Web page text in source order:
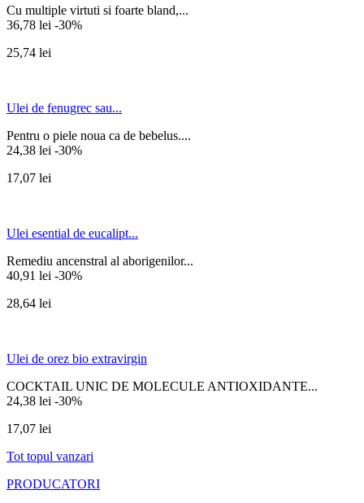
Cu multiple virtuti si foarte bland,...
36,78 lei -30%
25,74 lei
Ulei de fenugrec sau...
Pentru o piele noua ca de bebelus....
24,38 lei -30%
17,07 lei
Ulei esential de eucalipt...
Remediu ancenstral al aborigenilor...
40,91 lei -30%
28,64 lei
Ulei de orez bio extravirgin
COCKTAIL UNIC DE MOLECULE ANTIOXIDANTE...
24,38 lei -30%
17,07 lei
Tot topul vanzari
PRODUCATORI